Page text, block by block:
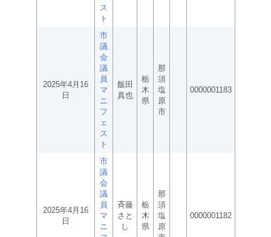
ス
ト
2025年4月16
日
市
議
会
議
員
マ
ニ
フ
ェ
ス
ト
飯田
真也
栃
木
県
那
須
塩
原
市
0000001183
2025年4月16
日
市
議
会
議
員
マ
ニ
斉藤
さと
し
栃
木
県
那
須
塩
原
0000001182